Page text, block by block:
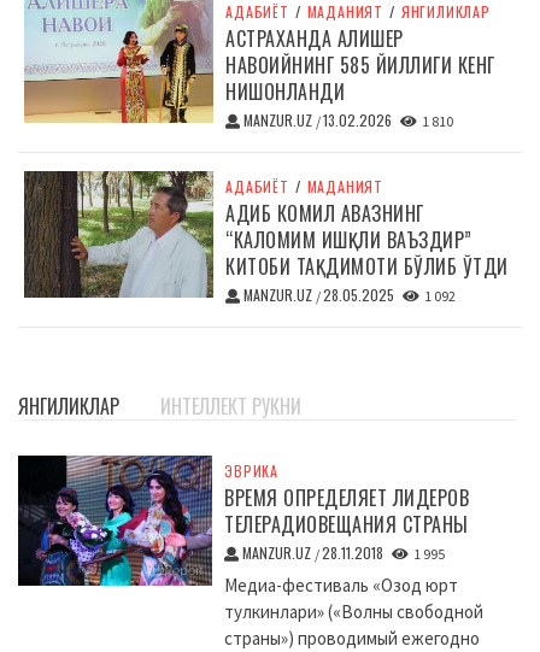
АДАБИЁТ / МАДАНИЯТ / ЯНГИЛИКЛАР
АСТРАХАНДА АЛИШЕР
НАВОИЙНИНГ 585 ЙИЛЛИГИ КЕНГ
НИШОНЛАНДИ
MANZUR.UZ /13.02.2026 1 810
АДАБИЁТ / МАДАНИЯТ
АДИБ КОМИЛ АВАЗНИНГ
“КАЛОМИМ ИШҚЛИ ВАЪЗДИР”
КИТОБИ ТАҚДИМОТИ БЎЛИБ ЎТДИ
MANZUR.UZ /28.05.2025 1 092
ЯНГИЛИКЛАР ИНТЕЛЛЕКТ РУКНИ
ЭВРИКА
ВРЕМЯ ОПРЕДЕЛЯЕТ ЛИДЕРОВ
ТЕЛЕРАДИОВЕЩАНИЯ СТРАНЫ
MANZUR.UZ /28.11.2018 1 995
Медиа-фестиваль «Озод юрт
тулкинлари» («Волны свободной
страны») проводимый ежегодно